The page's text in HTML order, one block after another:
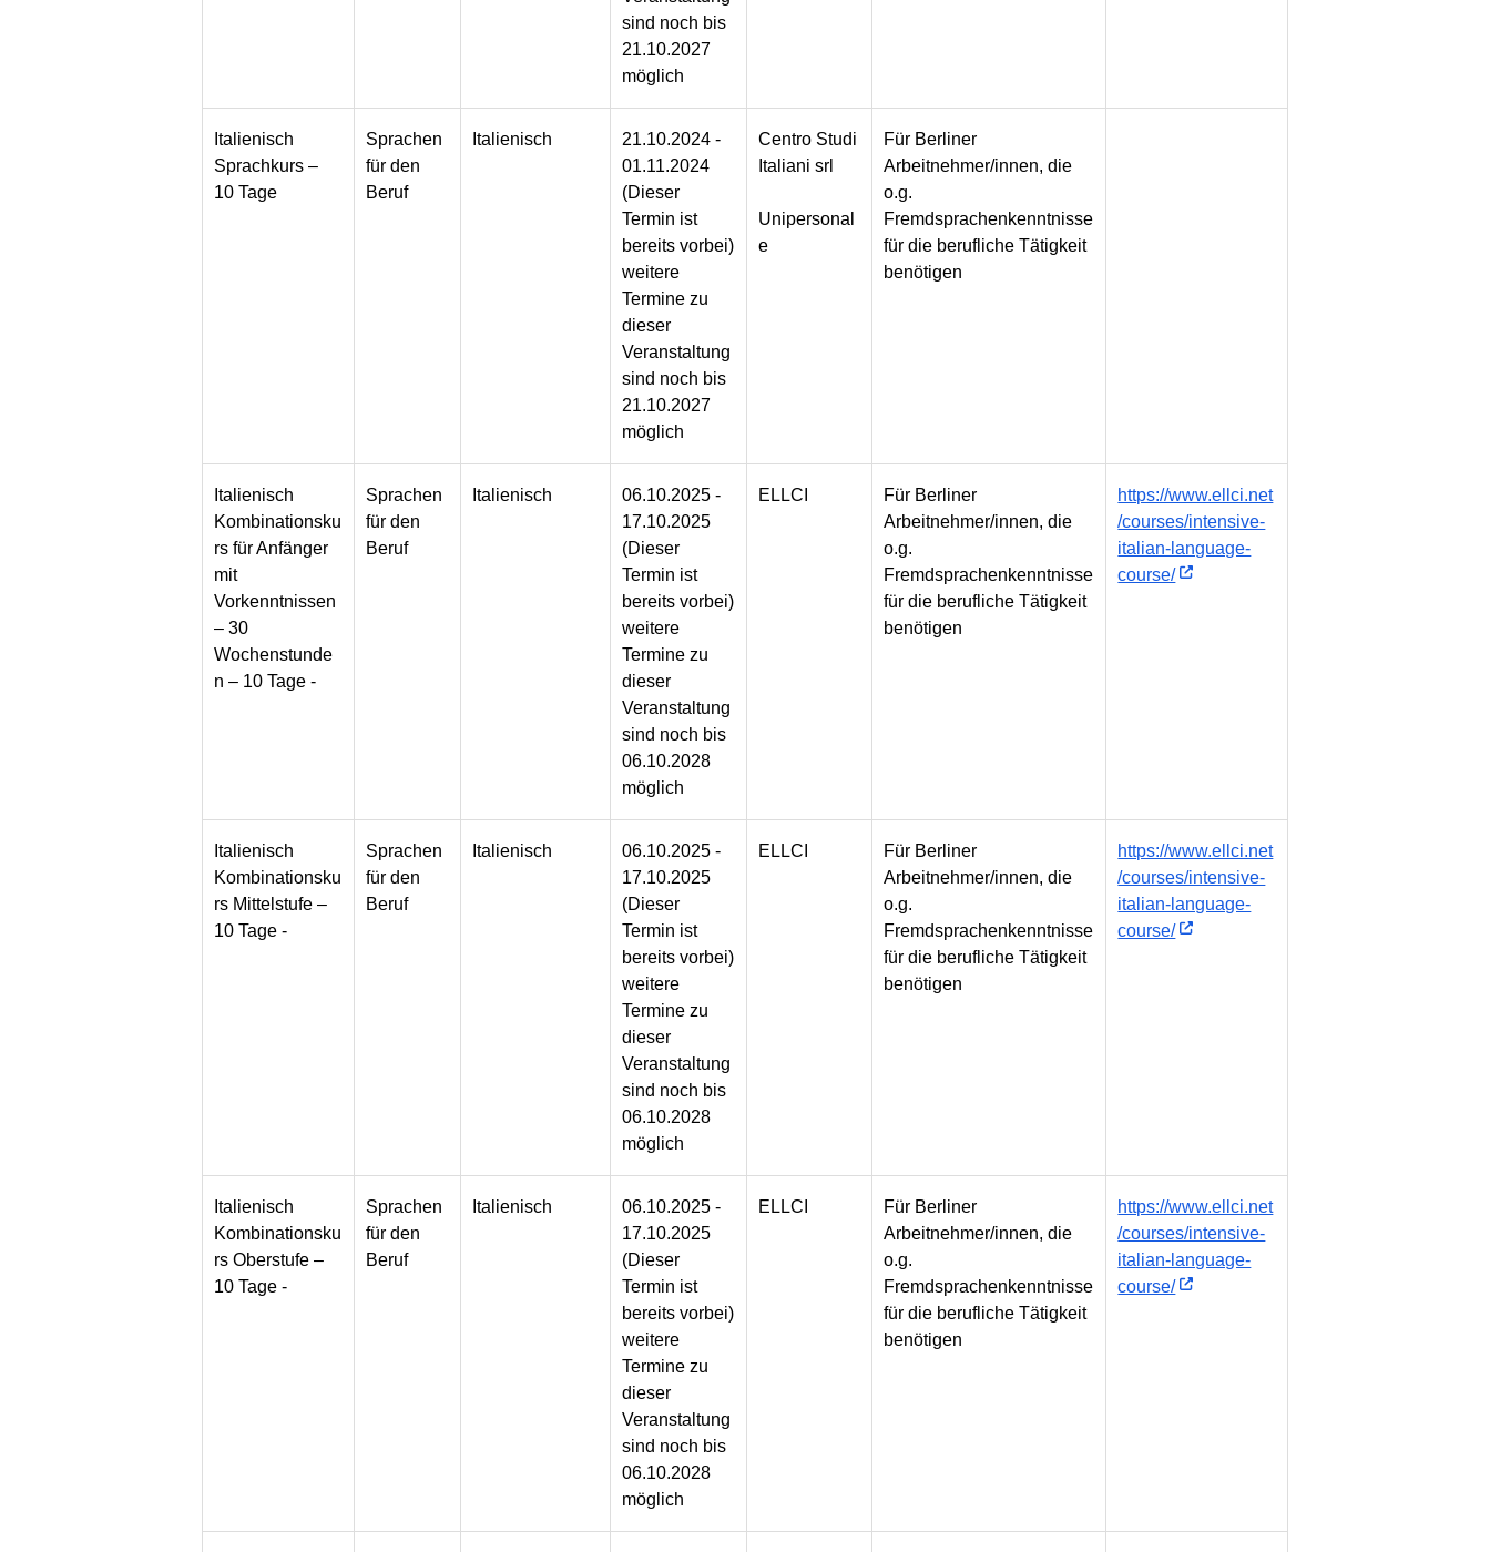
sind noch bis
21.10.2027
möglich
Italienisch
Sprachkurs –
10 Tage
Sprachen
für den
Beruf
Italienisch
21.10.2024 -
01.11.2024
(Dieser
Termin ist
bereits vorbei)
weitere
Termine zu
dieser
Veranstaltung
sind noch bis
21.10.2027
möglich
Centro Studi
Italiani srl
Unipersonal
e
Für Berliner
Arbeitnehmer/innen, die
o.g.
Fremdsprachenkenntnisse
für die berufliche Tätigkeit
benötigen
Italienisch
Kombinationsku
rs für Anfänger
mit
Vorkenntnissen
– 30
Wochenstunde
n – 10 Tage -
Sprachen
für den
Beruf
Italienisch
06.10.2025 -
17.10.2025
(Dieser
Termin ist
bereits vorbei)
weitere
Termine zu
dieser
Veranstaltung
sind noch bis
06.10.2028
möglich
ELLCI
Für Berliner
Arbeitnehmer/innen, die
o.g.
Fremdsprachenkenntnisse
für die berufliche Tätigkeit
benötigen
https://www.ellci.net
/courses/intensive-
italian-language-
course/
Italienisch
Kombinationsku
rs Mittelstufe –
10 Tage -
Sprachen
für den
Beruf
Italienisch
06.10.2025 -
17.10.2025
(Dieser
Termin ist
bereits vorbei)
weitere
Termine zu
dieser
Veranstaltung
sind noch bis
06.10.2028
möglich
ELLCI
Für Berliner
Arbeitnehmer/innen, die
o.g.
Fremdsprachenkenntnisse
für die berufliche Tätigkeit
benötigen
https://www.ellci.net
/courses/intensive-
italian-language-
course/
Italienisch
Kombinationsku
rs Oberstufe –
10 Tage -
Sprachen
für den
Beruf
Italienisch
06.10.2025 -
17.10.2025
(Dieser
Termin ist
bereits vorbei)
weitere
Termine zu
dieser
Veranstaltung
sind noch bis
06.10.2028
möglich
ELLCI
Für Berliner
Arbeitnehmer/innen, die
o.g.
Fremdsprachenkenntnisse
für die berufliche Tätigkeit
benötigen
https://www.ellci.net
/courses/intensive-
italian-language-
course/